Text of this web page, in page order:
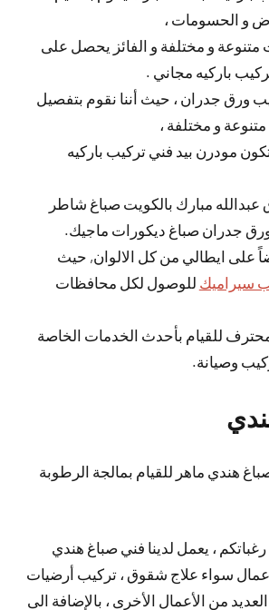
و الحسومات ،
متنوعة و مختلفة و الفائز يحصل على
باركيه مجاني .
ورق جدران ، حيث أننا نقوم بتفصيل
و مختلفة ،
مودرن بيد فني تركيب باركيه
مبارك بالكويت صباغ شاطر
جدران صباغ ديكورات ماجيك.
على ايطالي من كل الالوان, حيث
سيراميك للوصول لكل محافظات
للقيام بأحدث الخدمات الخاصة
وصيانة.
هندي ماهر للقيام بمالجة الرطوبة
رغباتكم ، يعمل لدينا فني صباغ هندي
سواء علاج شقوق ، تركيب أرضيات
العديد من الأعمال الأخرى ، بالإضافة الى